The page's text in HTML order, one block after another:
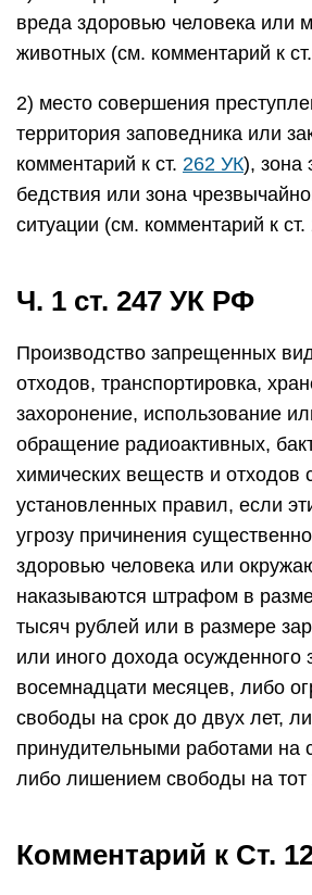
вреда здоровью человека или
животных (см. комментарий к
2) место совершения
территория заповедника или
комментарий к ст. 262 УК), зона
бедствия или зона
ситуации (см. комментарий к
Ч. 1 ст. 247 УК РФ
Производство запрещенных
отходов, транспортировка,
захоронение, использование
обращение радиоактивных,
химических веществ и отходов
установленных правил, если
угрозу причинения
здоровью человека или
наказываются штрафом в
тысяч рублей или в размере
или иного дохода осужденного
восемнадцати месяцев, либо
свободы на срок до двух лет,
принудительными работами на
либо лишением свободы на тот
Комментарий к Ст.